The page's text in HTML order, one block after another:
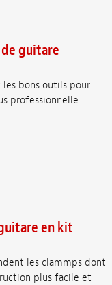
guitare
bons outils pour
professionnelle.
en kit
les clammps dont
plus facile et